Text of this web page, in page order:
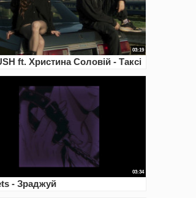
03:19
ft. Христина Соловій - Таксі
03:34
- Зраджуй